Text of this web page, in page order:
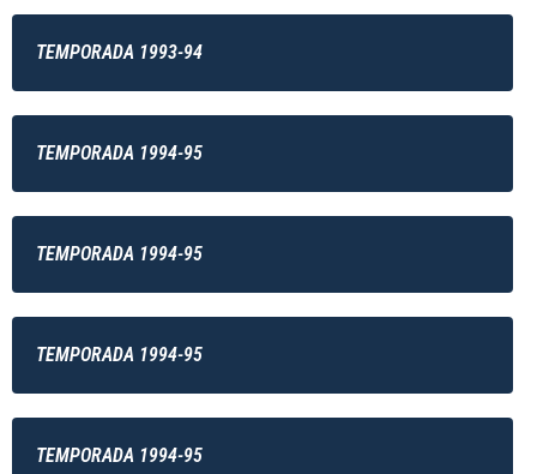
TEMPORADA 1993-94
TEMPORADA 1994-95
TEMPORADA 1994-95
TEMPORADA 1994-95
TEMPORADA 1994-95